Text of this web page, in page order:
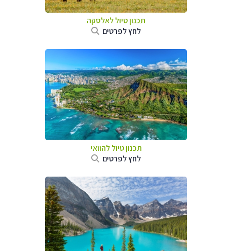
תכנון טיול לאלסקה
לחץ לפרטים
תכנון טיול להוואי
לחץ לפרטים